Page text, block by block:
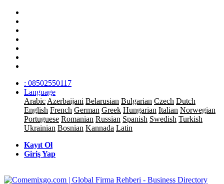
: 08502550117
Language
Arabic Azerbaijani Belarusian Bulgarian Czech Dutch
English French German Greek Hungarian Italian Norwegian
Portuguese Romanian Russian Spanish Swedish Turkish
Ukrainian Bosnian Kannada Latin
Kayıt Ol
Giriş Yap